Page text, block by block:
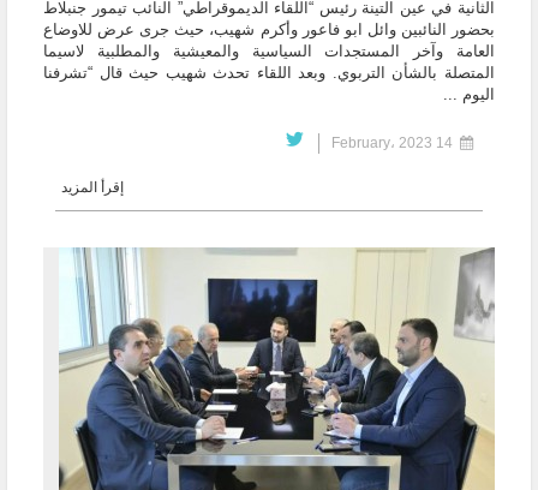
الثانية في عين التينة رئيس “اللقاء الديموقراطي” النائب تيمور جنبلاط
بحضور النائبين وائل ابو فاعور وأكرم شهيب، حيث جرى عرض للاوضاع
العامة وآخر المستجدات السياسية والمعيشية والمطلبية لاسيما
المتصلة بالشأن التربوي. وبعد اللقاء تحدث شهيب حيث قال “تشرفنا
اليوم ...
إقرأ المزيد